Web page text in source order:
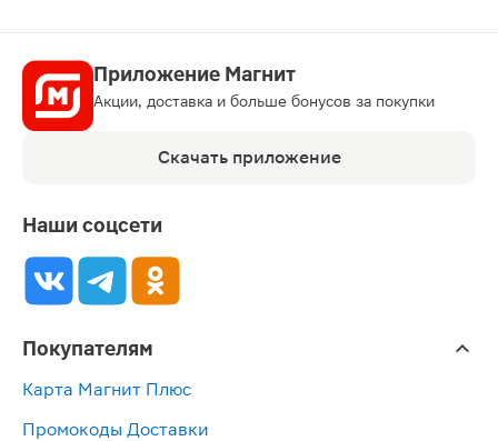
Приложение Магнит
Акции, доставка и больше бонусов за покупки
Скачать приложение
Наши соцсети
Покупателям
Карта Магнит Плюс
Промокоды Доставки